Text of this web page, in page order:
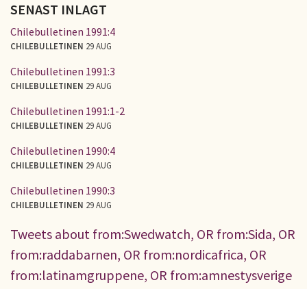
SENAST INLAGT
Chilebulletinen 1991:4
CHILEBULLETINEN 29 AUG
Chilebulletinen 1991:3
CHILEBULLETINEN 29 AUG
Chilebulletinen 1991:1-2
CHILEBULLETINEN 29 AUG
Chilebulletinen 1990:4
CHILEBULLETINEN 29 AUG
Chilebulletinen 1990:3
CHILEBULLETINEN 29 AUG
Tweets about from:Swedwatch, OR from:Sida, OR
from:raddabarnen, OR from:nordicafrica, OR
from:latinamgruppene, OR from:amnestysverige